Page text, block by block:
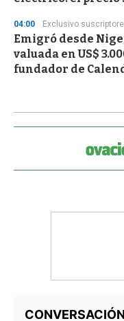
04:00 Exclusivo
Emigró desde
valuada en US$
fundador de